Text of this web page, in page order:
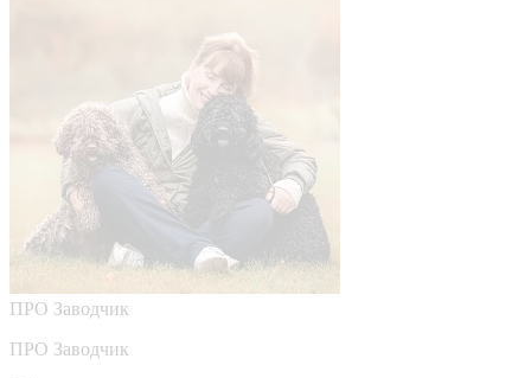
ПРО Заводчик
ПРО Заводчик